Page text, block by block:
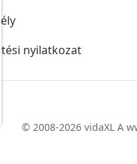
nyilatkozat
© 2008-2026 vidaXL A